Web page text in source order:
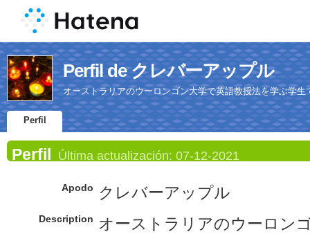
Perfil de クレバーアップル
オーストラリアのウーロンゴン大学で英語教授法を学ぶ学生
Perfil
Perfil Última actualización: 07-12-2021
Apodo クレバーアップル
Description オーストラリアのウーロン